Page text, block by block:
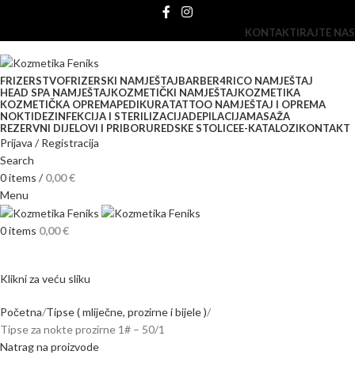
KONTAKTIRAJTE NAS
FRIZERSTVOFRIZERSKI NAMJEŠTAJBARBER4RICO NAMJEŠTAJ
HEAD SPA NAMJEŠTAJKOZMETIČKI NAMJEŠTAJKOZMETIKA
KOZMETIČKA OPREMAPEDIKURATATTOO NAMJEŠTAJ I OPREMA
NOKTIDEZINFEKCIJA I STERILIZACIJADEPILACIJAMASAŽA
REZERVNI DIJELOVI I PRIBORUREDSKE STOLICEE-KATALOZIKONTAKT
Prijava / Registracija
Search
0items / 0,00€
Menu
0items 0,00€
Klikni za veću sliku
Početna Tipse ( mliječne, prozirne i bijele )
Tipse za nokte prozirne 1# – 50/1
Natrag na proizvode